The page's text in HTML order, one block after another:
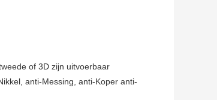
of 3D zijn uitvoerbaar
anti-Messing, anti-Koper anti-